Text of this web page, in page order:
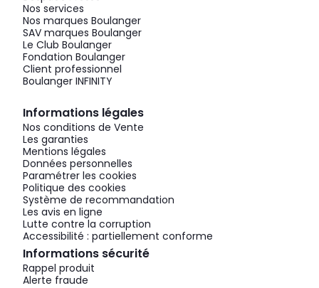
Nos services
Nos marques Boulanger
SAV marques Boulanger
Le Club Boulanger
Fondation Boulanger
Client professionnel
Boulanger INFINITY
Informations légales
Nos conditions de Vente
Les garanties
Mentions légales
Données personnelles
Paramétrer les cookies
Politique des cookies
Système de recommandation
Les avis en ligne
Lutte contre la corruption
Accessibilité : partiellement conforme
Informations sécurité
Rappel produit
Alerte fraude